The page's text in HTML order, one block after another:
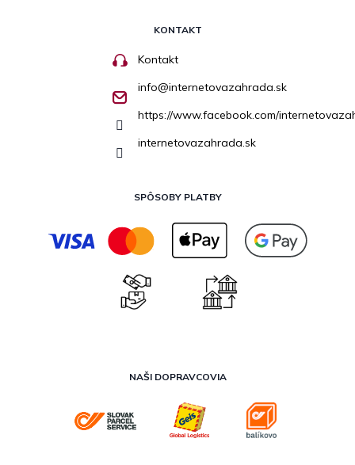
KONTAKT
Kontakt
info@internetovazahrada.sk
https://www.facebook.com/
internetovazahrada.sk
SPÔSOBY PLATBY
NAŠI DOPRAVCOVIA